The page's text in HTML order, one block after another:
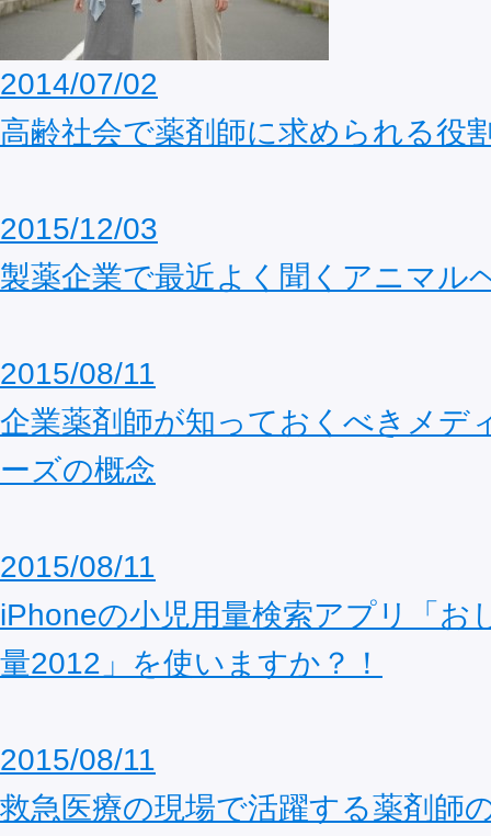
2014/07/02
高齢社会で薬剤師に求められる役
2015/12/03
製薬企業で最近よく聞くアニマル
2015/08/11
企業薬剤師が知っておくべきメデ
ーズの概念
2015/08/11
iPhoneの小児用量検索アプリ「お
量2012」を使いますか？！
2015/08/11
救急医療の現場で活躍する薬剤師